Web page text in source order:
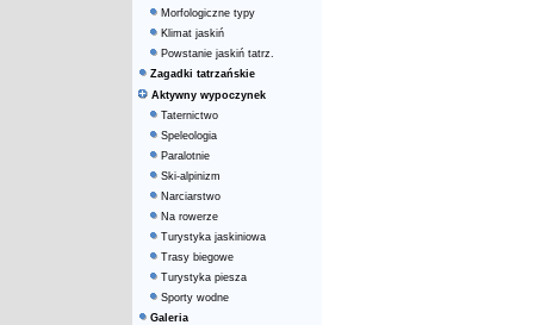
Morfologiczne typy
Klimat jaskiń
Powstanie jaskiń tatrz.
Zagadki tatrzańskie
Aktywny wypoczynek
Taternictwo
Speleologia
Paralotnie
Ski-alpinizm
Narciarstwo
Na rowerze
Turystyka jaskiniowa
Trasy biegowe
Turystyka piesza
Sporty wodne
Galeria